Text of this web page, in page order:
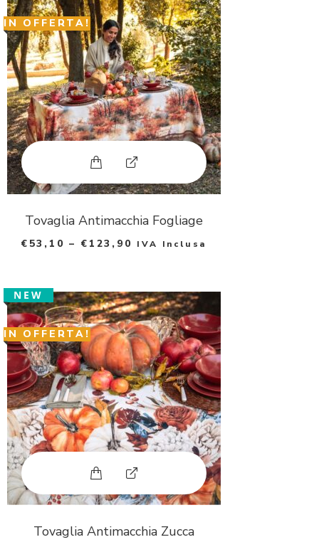
p
h
o
t
o
IN OFFERTA!
Questo prodotto ha più varianti.
E
x
p
a
d
p
h
o
t
o
Tovaglia Antimacchia Fogliage
€ 53,10 – € 123,90 IVA Inclusa
NEW
IN OFFERTA!
Questo prodotto ha più varianti.
E
x
p
Tovaglia Antimacchia Zucca